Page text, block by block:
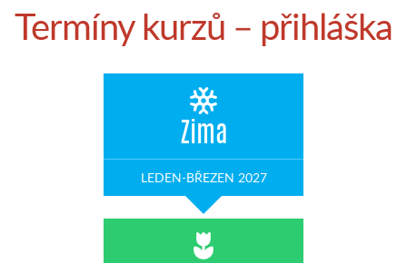
Termíny kurzů – přihláška
Zima
LEDEN-BŘEZEN 2027